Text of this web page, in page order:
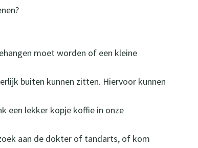
moet worden of een kleine
buiten kunnen zitten. Hiervoor kunnen
een lekker kopje koffie in onze
aan de dokter of tandarts, of kom